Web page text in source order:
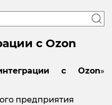
с Ozon
с Ozon»
предприятия